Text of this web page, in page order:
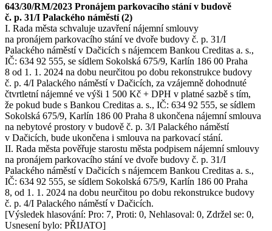
643/30/RM/2023 Pronájem parkovacího stání v budově
č. p. 31/I Palackého náměstí (2)
I. Rada města schvaluje uzavření nájemní smlouvy
na pronájem parkovacího stání ve dvoře budovy č. p. 31/I
Palackého náměstí v Dačicích s nájemcem Bankou Creditas a. s.,
IČ: 634 92 555, se sídlem Sokolská 675/9, Karlín 186 00 Praha
8 od 1. 1. 2024 na dobu neurčitou po dobu rekonstrukce budovy
č. p. 4/I Palackého náměstí v Dačicích, za vzájemně dohodnuté
čtvrtletní nájemné ve výši 1 500 Kč + DPH v platné sazbě s tím,
že pokud bude s Bankou Creditas a. s., IČ: 634 92 555, se sídlem
Sokolská 675/9, Karlín 186 00 Praha 8 ukončena nájemní smlouva
na nebytové prostory v budově č. p. 3/I Palackého náměstí
v Dačicích, bude ukončena i smlouva na parkovací stání.
II. Rada města pověřuje starostu města podpisem nájemní smlouvy
na pronájem parkovacího stání ve dvoře budovy č. p. 31/I
Palackého náměstí v Dačicích s nájemcem Bankou Creditas a. s.,
IČ: 634 92 555, se sídlem Sokolská 675/9, Karlín 186 00 Praha
8, od 1. 1. 2024 na dobu neurčitou po dobu rekonstrukce budovy
č. p. 4/I Palackého náměstí v Dačicích.
[Výsledek hlasování: Pro: 7, Proti: 0, Nehlasoval: 0, Zdržel se: 0,
Usnesení bylo: PŘIJATO]